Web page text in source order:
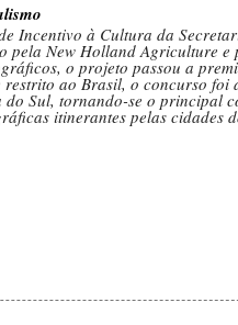
Incentivo à Cultura da
pela New Holland Agriculture e
o projeto passou a
ao Brasil, o concurso foi
Sul, tornando-se o principal
itinerantes pelas cidades